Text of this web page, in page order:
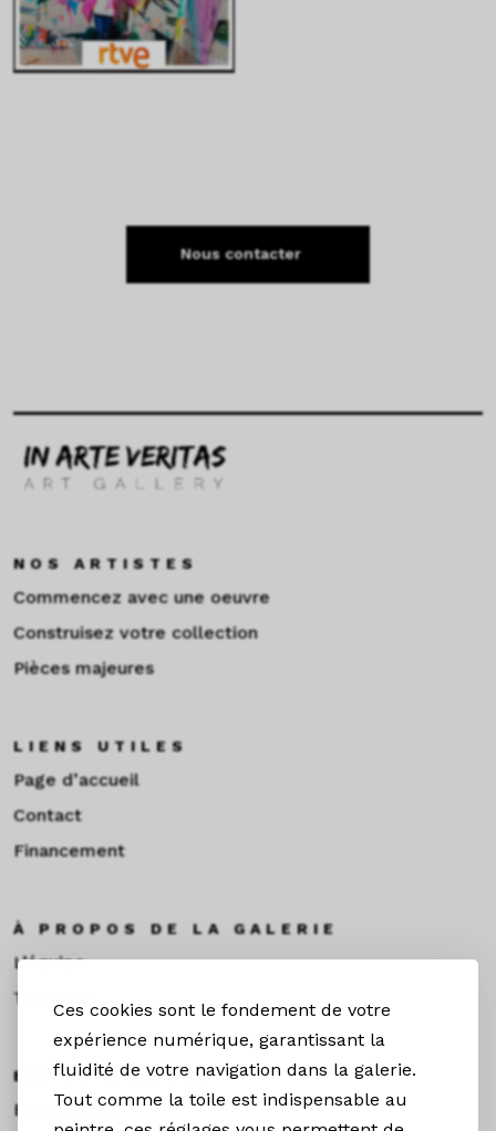
Ces cookies sont le fondement de votre
expérience numérique, garantissant la
fluidité de votre navigation dans la galerie.
Tout comme la toile est indispensable au
Nous contacter
NOS ARTISTES
Commencez avec une oeuvre
Construisez votre collection
Pièces majeures
LIENS UTILES
Page d’accueil
Contact
Financement
À PROPOS DE LA GALERIE
L’équipe
Toulouse
EXPOS & ACTUS
Expositions